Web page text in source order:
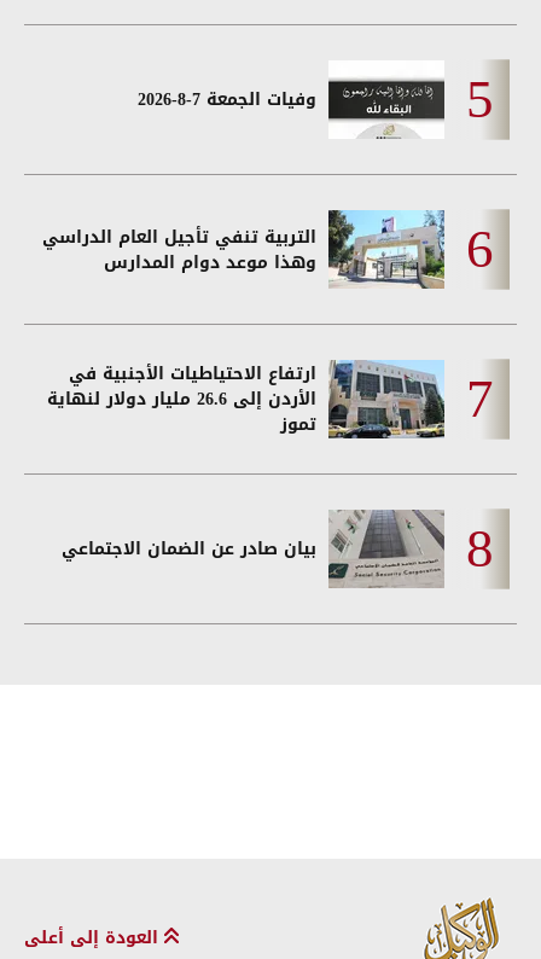
وفيات الجمعة 7-8-2026
التربية تنفي تأجيل العام الدراسي
وهذا موعد دوام المدارس
ارتفاع الاحتياطيات الأجنبية في
الأردن إلى 26.6 مليار دولار لنهاية
تموز
بيان صادر عن الضمان الاجتماعي
العودة إلى أعلى